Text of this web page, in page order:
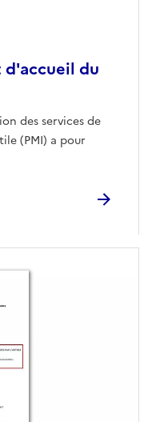
d'accueil du
des services de
(PMI) a pour